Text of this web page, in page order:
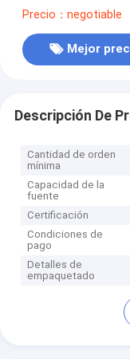
Precio：negotiable
Mejor
Descripción De
Cantidad de orden
mínima
Capacidad de la
fuente
Certificación
Condiciones de
pago
Detalles de
empaquetado